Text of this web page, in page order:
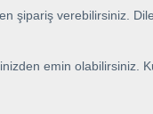
şipariş verebilirsiniz.
emin olabilirsiniz.